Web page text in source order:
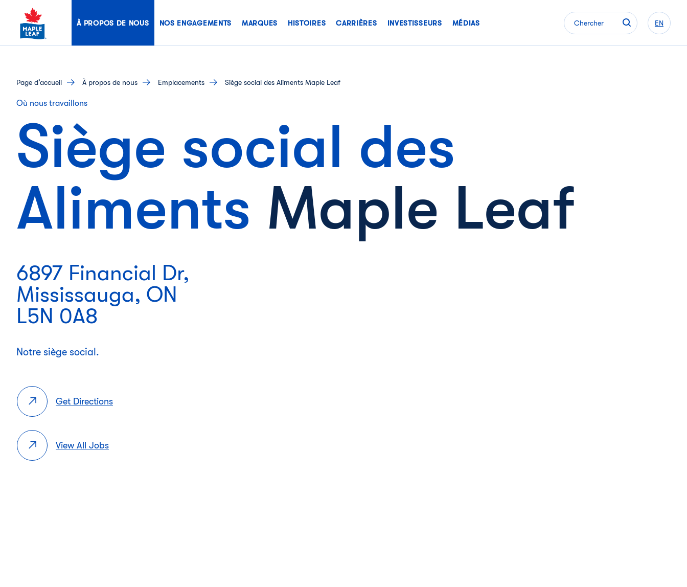
content
À PROPOS DE NOUS NOS ENGAGEMENTS MARQUES HISTOIRES CARRIÈRES INVESTISSEURS MÉDIAS Chercher EN
page d’accueil à propos de nous emplacements Siège social des Aliments Maple Leaf
Où nous travaillons
Siège social des
Aliments Maple Leaf
6897 Financial Dr,
Mississauga, ON
L5N 0A8
Notre siège social.
Get Directions
View All Jobs